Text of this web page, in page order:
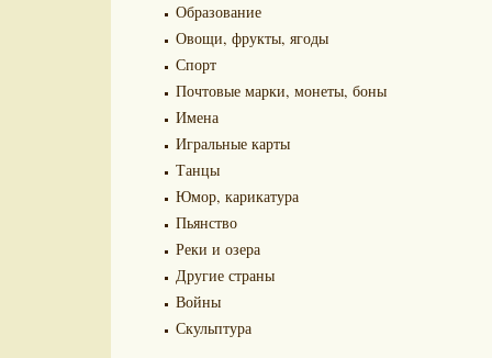
Образование
Овощи, фрукты, ягоды
Спорт
Почтовые марки, монеты, боны
Имена
Игральные карты
Танцы
Юмор, карикатура
Пьянство
Реки и озера
Другие страны
Войны
Скульптура